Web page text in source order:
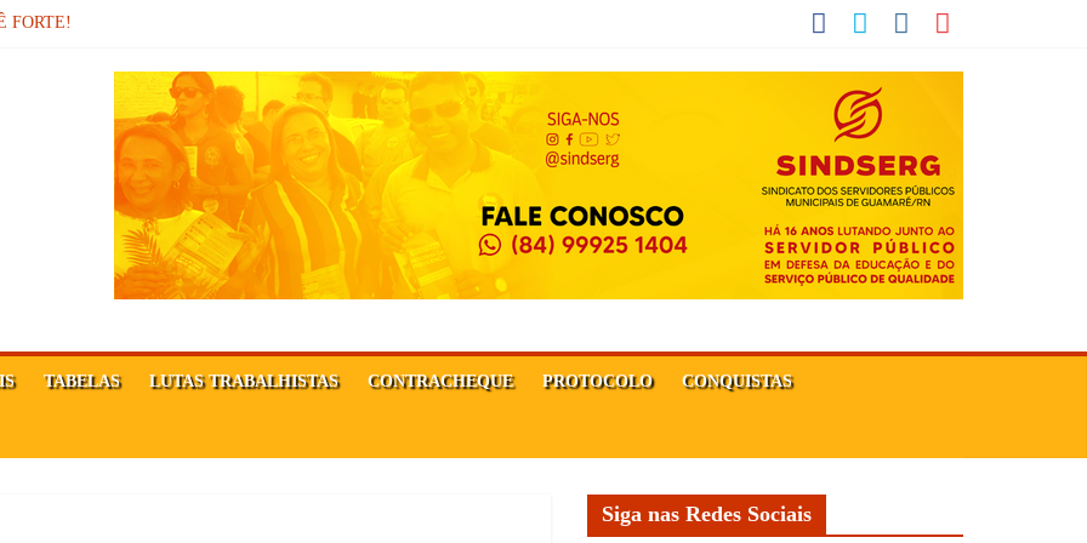
DA REPÚBLICA!
TABELAS LUTAS TRABALHISTAS CONTRACHEQUE PROTOCOLO CONQUISTAS
Siga nas Redes Sociais